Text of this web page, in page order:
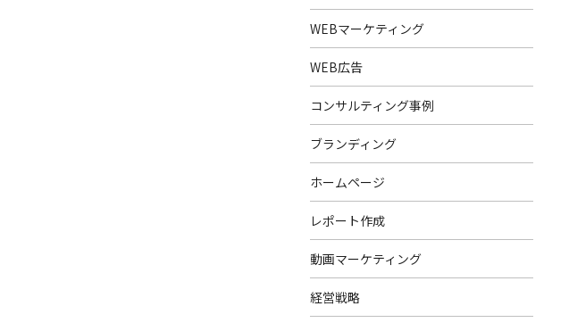
WEBマーケティング
WEB広告
コンサルティング事例
ブランディング
ホームページ
レポート作成
動画マーケティング
経営戦略